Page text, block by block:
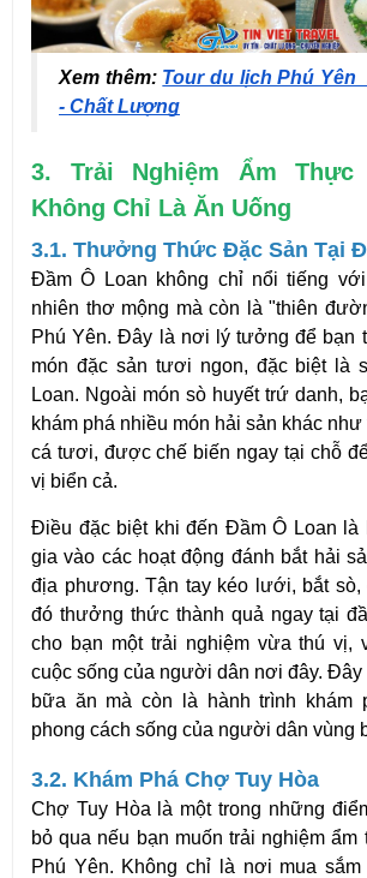
Xem thêm: Tour du lịch Phú
- Chất Lượng
3. Trải Nghiệm Ẩm
Không Chỉ Là Ăn Uống
3.1. Thưởng Thức Đặc Sản Tại
Đầm Ô Loan không chỉ nổi tiếng
nhiên thơ mộng mà còn là "thiên
Phú Yên. Đây là nơi lý tưởng để bạn
món đặc sản tươi ngon, đặc biệt là
Loan. Ngoài món sò huyết trứ danh,
khám phá nhiều món hải sản khác như
cá tươi, được chế biến ngay tại chỗ
vị biển cả.
Điều đặc biệt khi đến Đầm Ô Loan là
gia vào các hoạt động đánh bắt hải
địa phương. Tận tay kéo lưới, bắt sò,
đó thưởng thức thành quả ngay tại
cho bạn một trải nghiệm vừa thú vị,
cuộc sống của người dân nơi đây. Đây
bữa ăn mà còn là hành trình khám
phong cách sống của người dân vùng
3.2. Khám Phá Chợ Tuy Hòa
Chợ Tuy Hòa là một trong những
bỏ qua nếu bạn muốn trải nghiệm
Phú Yên. Không chỉ là nơi mua